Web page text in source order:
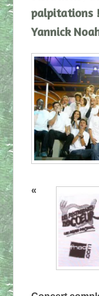
palpitations !
Yannick
«